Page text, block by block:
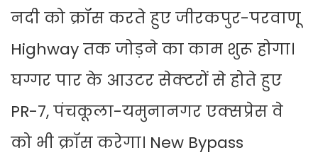
नदी को क्रॉस करते हुए जीरकपुर-परवाणू
Highway तक जोड़ने का काम शुरू होगा।
घग्गर पार के आउटर सेक्टरों से होते हुए
PR-7, पंचकूला-यमुनानगर एक्सप्रेस वे
को भी क्रॉस करेगा। New Bypass